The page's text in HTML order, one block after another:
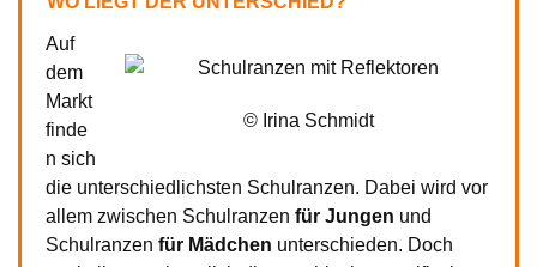
© Irina Schmidt
Auf
dem
Markt
finde
n sich
die unterschiedlichsten Schulranzen. Dabei wird vor
allem zwischen Schulranzen für Jungen und
Schulranzen für Mädchen unterschieden. Doch